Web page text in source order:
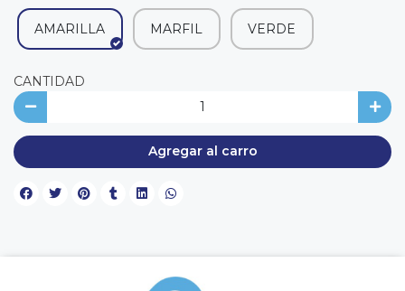
AMARILLA MARFIL VERDE
CANTIDAD
Agregar al carro